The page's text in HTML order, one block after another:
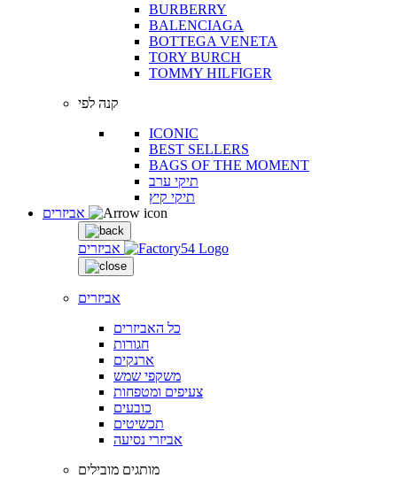
BURBERRY
BALENCIAGA
BOTTEGA VENETA
TORY BURCH
TOMMY HILFIGER
קנה לפי
ICONIC
BEST SELLERS
BAGS OF THE MOMENT
תיקי ערב
תיקי קיץ
אביזרים
אביזרים
כל האביזרים
חגורות
ארנקים
משקפי שמש
צעיפים ומטפחות
כובעים
תכשיטים
אביזרי נסיעה
מותגים מובילים